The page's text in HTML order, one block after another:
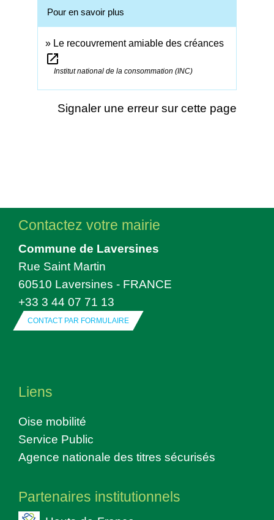
Pour en savoir plus
Le recouvrement amiable des créances
open_in_new
Institut national de la consommation (INC)
Signaler une erreur sur cette page
Contactez votre mairie
Commune de Laversines
Rue Saint Martin
60510 Laversines - FRANCE
+33 3 44 07 71 13
CONTACT PAR FORMULAIRE
Liens
Oise mobilité
Service Public
Agence nationale des titres sécurisés
Partenaires institutionnels